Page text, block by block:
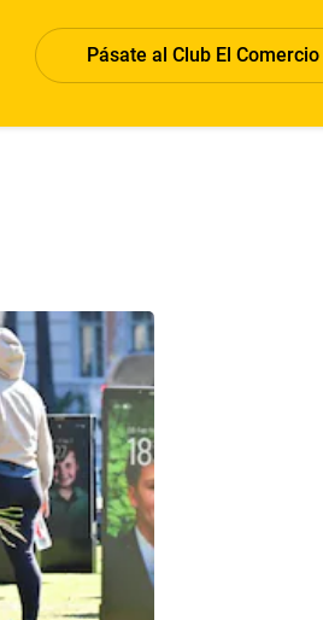
Pásate al Club El Comercio